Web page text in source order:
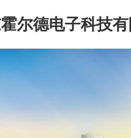
尔德电子科技